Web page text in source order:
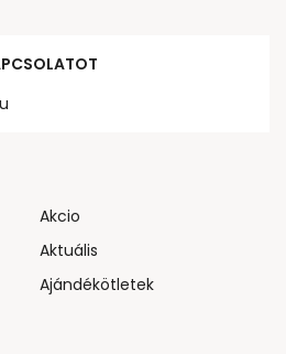
Akcio
Aktuális
Ajándékötletek